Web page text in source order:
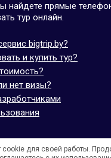
найдете прямые
тур онлайн.
bigtrip.by?
и купить тур?
нет визы?
– 2014 - 2026
cookie для своей работы.